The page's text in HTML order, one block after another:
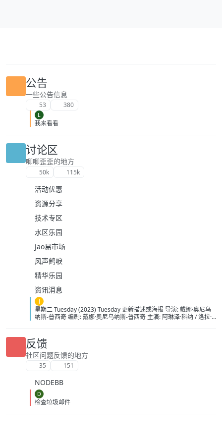
公告
一些公告信息
53 380
L
我来看看
讨论区
唧唧歪歪的地方
50k 115k
活动优惠
资源分享
技术专区
水区乐园
Jao易市场
风声鹤唳
精华乐园
资讯消息
J
星期二 Tuesday (2023) Tuesday 更新描述或海报 导演: 戴娜·奥尼乌
纳斯-普西奇 编剧: 戴娜·奥尼乌纳斯-普西奇 主演: 阿琳泽·科纳 / 洛拉·
31(美国) 片长: 111分钟 又名: 終わりの鳥 IMDb: tt14682800 豆瓣评
分 6.0 星期二的剧情简介 · · · · · · 茱莉亚·路易斯-德瑞弗斯、洛拉·
佩蒂克鲁([拍拖故事])、阿琳泽·科纳(《公关》)将主演A24新片星期
二。戴娜·O·普西奇执导，这也是普西奇的长片处女作。路易斯-德瑞
弗斯与佩蒂克鲁将饰演一对母女，而女儿的名字便是“星期二”。
反馈
社区问题反馈的地方
35 151
NODEBB
D
检查垃圾邮件